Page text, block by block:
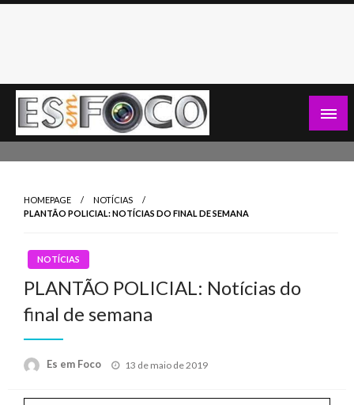
Skip
HOMEPAGE
NOTÍCIAS
PLANTÃO POLICIAL: NOTÍCIAS DO FINAL DE SEMANA
NOTÍCIAS
PLANTÃO POLICIAL: Notícias do
final de semana
Es em Foco
Posted
13 de maio de 2019